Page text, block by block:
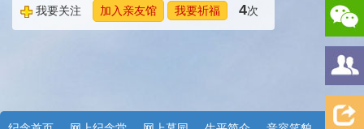
我要关注 加入亲友馆 我要祈福 4次